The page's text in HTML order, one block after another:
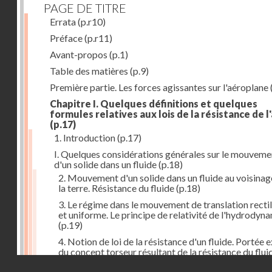
PAGE DE TITRE
Errata(p.r10)
Préface(p.r11)
Avant-propos (p.1)
Table des matières (p.9)
Première partie. Les forces agissantes sur l'aéroplane
Chapitre I. Quelques définitions et quelques
formules relatives aux lois de la résistance de
(p.17)
1. Introduction(p.17)
I. Quelques considérations générales sur le
d'un solide dans un fluide(p.18)
2. Mouvement d'un solide dans un fluide au
la terre. Résistance du fluide(p.18)
3. Le régime dans le mouvement de translation
et uniforme. Le principe de relativité de
(p.19)
4. Notion de loi de la résistance d'un fluide. Portée
du concept torseur résultant de la résistance du